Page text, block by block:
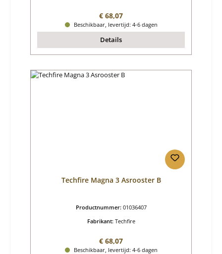
Normale prijs:
€ 68,07
Beschikbaar, levertijd: 4-6 dagen
Details
Techfire Magna 3 Asrooster B
Productnummer: 01036407
Fabrikant: Techfire
Normale prijs:
€ 68,07
Beschikbaar, levertijd: 4-6 dagen